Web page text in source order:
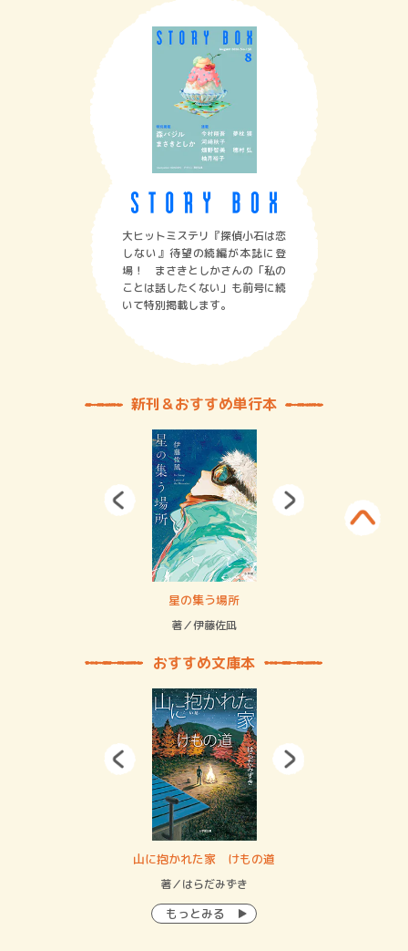
大ヒットミステリ『探偵小石は恋
しない』待望の続編が本誌に登
場！ まさきとしかさんの「私の
ことは話したくない」も前号に続
いて特別掲載します。
新刊＆おすすめ単行本
星の集う場所
著／伊藤佐凪
おすすめ文庫本
山に抱かれた家 けもの道
著／はらだみずき
もっとみる